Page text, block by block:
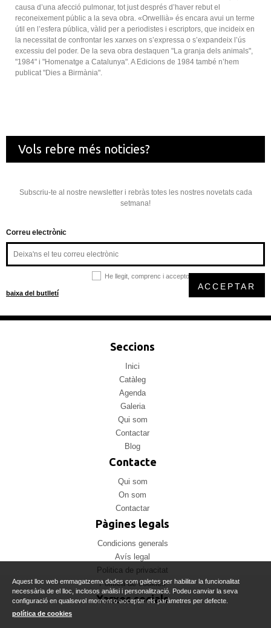
causa d’una afecció pulmonar, tot just després d’haver rebut el
reconeixement públic a la seva obra. «Orwellià» és encara avui un terme
útil en l’esfera pública, vàlid per a periodistes i escriptors, que incideix en
la necessitat de confrontar les xarxes on s’expressa o s’expandeix l’ús
excessiu del poder. De la seva obra destaquen "La granja dels animals",
"1984" i "Homenatge a Catalunya". A Edicions de 1984 també n’hem
publicat "Dies a Birmània".
Vols rebre més noticies?
Subscriu-te al nostre newsletter i rebràs totes les nostres novetats cada
setmana!
Correu electrònic
He llegit, comprenc i accepto la
baixa del butlletí
ACCEPTAR
Seccions
Inici
Catàleg
Agenda
Galeria
Qui som
Contactar
Blog
Contacte
Qui som
On som
Contactar
Pàgines legals
Condicions generals
Avís legal
Politica de privacitat
Politica de cookies
Xarxes socials
Aquest lloc web emmagatzema dades com galetes per habilitar la funcionalitat
necessària de el lloc, inclosos anàlisi i personalització. Podeu canviar la seva
configuració en qualsevol moment o acceptar els paràmetres per defecte.
política de cookies